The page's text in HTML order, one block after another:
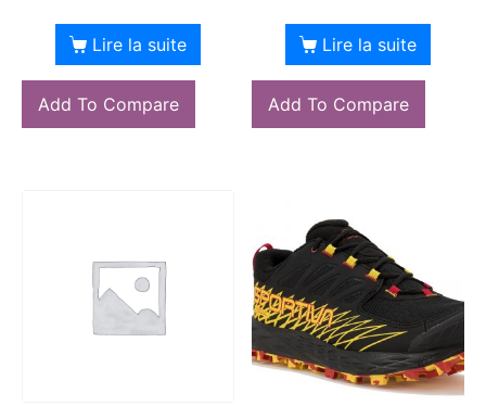
Lire la suite
Add To Compare
Lire la suite
Add To Compare